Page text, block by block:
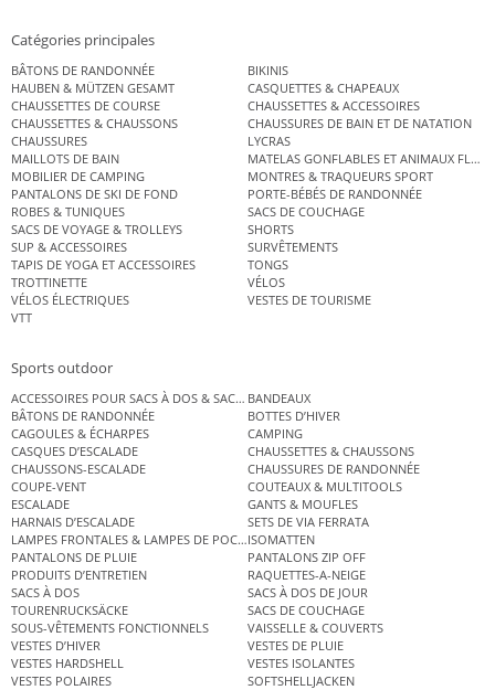
Catégories principales
BÂTONS DE RANDONNÉE
BIKINIS
HAUBEN & MÜTZEN GESAMT
CASQUETTES & CHAPEAUX
CHAUSSETTES DE COURSE
CHAUSSETTES & ACCESSOIRES
CHAUSSETTES & CHAUSSONS
CHAUSSURES DE BAIN ET DE NATATION
CHAUSSURES
LYCRAS
MAILLOTS DE BAIN
MATELAS GONFLABLES ET ANIMAUX
MOBILIER DE CAMPING
MONTRES & TRAQUEURS SPORT
PANTALONS DE SKI DE FOND
PORTE-BÉBÉS DE RANDONNÉE
ROBES & TUNIQUES
SACS DE COUCHAGE
SACS DE VOYAGE & TROLLEYS
SHORTS
SUP & ACCESSOIRES
SURVÊTEMENTS
TAPIS DE YOGA ET ACCESSOIRES
TONGS
TROTTINETTE
VÉLOS
VÉLOS ÉLECTRIQUES
VESTES DE TOURISME
VTT
Sports outdoor
ACCESSOIRES POUR SACS À DOS & SACS ÉTANCHES
BANDEAUX
BÂTONS DE RANDONNÉE
BOTTES D’HIVER
CAGOULES & ÉCHARPES
CAMPING
CASQUES D’ESCALADE
CHAUSSETTES & CHAUSSONS
CHAUSSONS-ESCALADE
CHAUSSURES DE RANDONNÉE
COUPE-VENT
COUTEAUX & MULTITOOLS
ESCALADE
GANTS & MOUFLES
HARNAIS D’ESCALADE
SETS DE VIA FERRATA
LAMPES FRONTALES & LAMPES DE POCHEISOMATTEN
PANTALONS DE PLUIE
PANTALONS ZIP OFF
PRODUITS D’ENTRETIEN
RAQUETTES-A-NEIGE
SACS À DOS
SACS À DOS DE JOUR
TOURENRUCKSÄCKE
SACS DE COUCHAGE
SOUS-VÊTEMENTS FONCTIONNELS
VAISSELLE & COUVERTS
VESTES D’HIVER
VESTES DE PLUIE
VESTES HARDSHELL
VESTES ISOLANTES
VESTES POLAIRES
SOFTSHELLJACKEN